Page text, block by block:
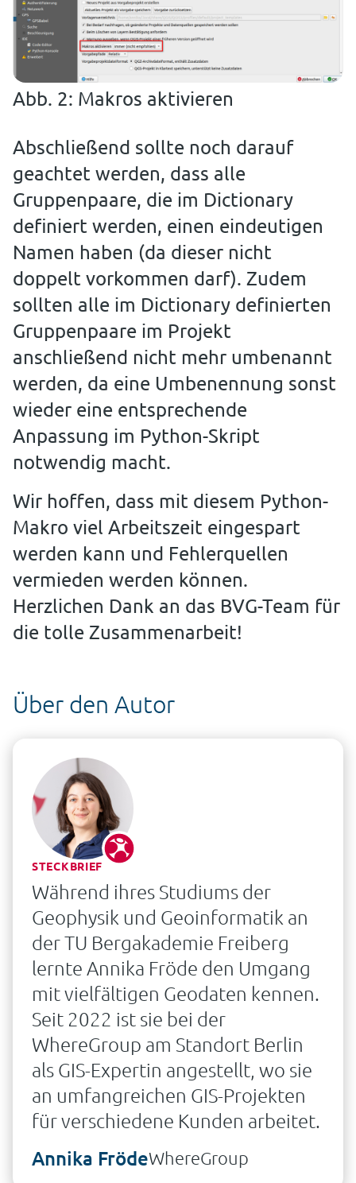
Abb. 2: Makros aktivieren
Abschließend sollte noch darauf
geachtet werden, dass alle
Gruppenpaare, die im Dictionary
definiert werden, einen eindeutigen
Namen haben (da dieser nicht
doppelt vorkommen darf). Zudem
sollten alle im Dictionary definierten
Gruppenpaare im Projekt
anschließend nicht mehr umbenannt
werden, da eine Umbenennung sonst
wieder eine entsprechende
Anpassung im Python-Skript
notwendig macht.
Wir hoffen, dass mit diesem Python-
Makro viel Arbeitszeit eingespart
werden kann und Fehlerquellen
vermieden werden können.
Herzlichen Dank an das BVG-Team für
die tolle Zusammenarbeit!
Über den Autor
STECKBRIEF
Während ihres Studiums der
Geophysik und Geoinformatik an
der TU Bergakademie Freiberg
lernte Annika Fröde den Umgang
mit vielfältigen Geodaten kennen.
Seit 2022 ist sie bei der
WhereGroup am Standort Berlin
als GIS-Expertin angestellt, wo sie
an umfangreichen GIS-Projekten
für verschiedene Kunden arbeitet.
Annika FrödeWhereGroup